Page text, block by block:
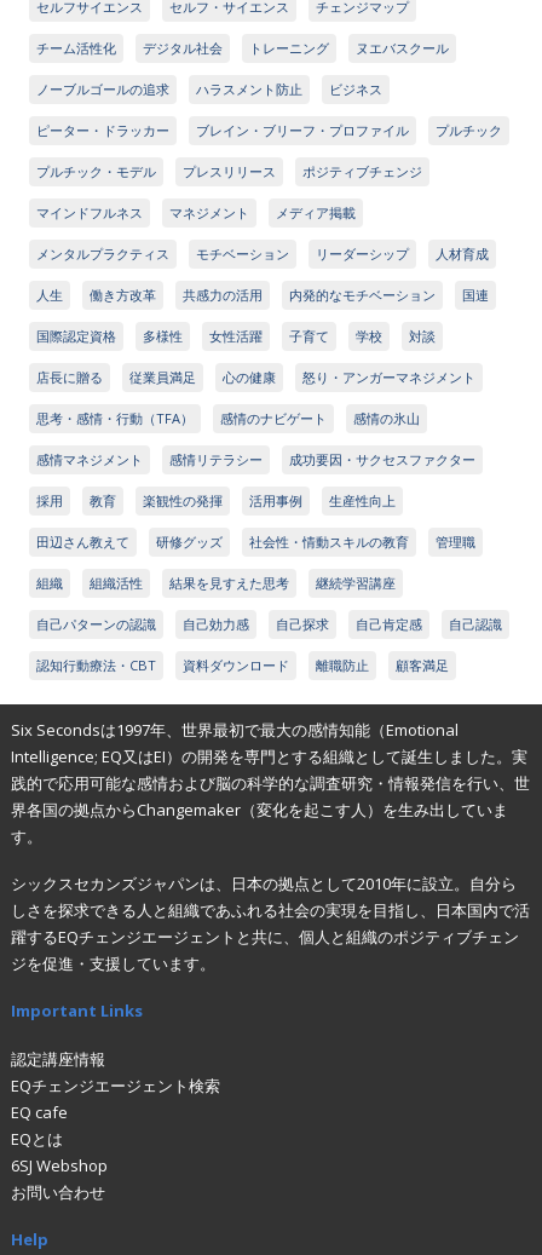
セルフサイエンス セルフ・サイエンス チェンジマップ
チーム活性化 デジタル社会 トレーニング ヌエバスクール
ノーブルゴールの追求 ハラスメント防止 ビジネス
ピーター・ドラッカー ブレイン・ブリーフ・プロファイル プルチック
プルチック・モデル プレスリリース ポジティブチェンジ
マインドフルネス マネジメント メディア掲載
メンタルプラクティス モチベーション リーダーシップ 人材育成
人生 働き方改革 共感力の活用 内発的なモチベーション 国連
国際認定資格 多様性 女性活躍 子育て 学校 対談
店長に贈る 従業員満足 心の健康 怒り・アンガーマネジメント
思考・感情・行動（TFA） 感情のナビゲート 感情の氷山
感情マネジメント 感情リテラシー 成功要因・サクセスファクター
採用 教育 楽観性の発揮 活用事例 生産性向上
田辺さん教えて 研修グッズ 社会性・情動スキルの教育 管理職
組織 組織活性 結果を見すえた思考 継続学習講座
自己パターンの認識 自己効力感 自己探求 自己肯定感 自己認識
認知行動療法・CBT 資料ダウンロード 離職防止 顧客満足
Six Secondsは1997年、世界最初で最大の感情知能（Emotional
Intelligence; EQ又はEI）の開発を専門とする組織として誕生しました。実
践的で応用可能な感情および脳の科学的な調査研究・情報発信を行い、世
界各国の拠点からChangemaker（変化を起こす人）を生み出していま
す。
シックスセカンズジャパンは、日本の拠点として2010年に設立。自分ら
しさを探求できる人と組織であふれる社会の実現を目指し、日本国内で活
躍するEQチェンジエージェントと共に、個人と組織のポジティブチェン
ジを促進・支援しています。
Important Links
認定講座情報
EQチェンジエージェント検索
EQ cafe
EQとは
6SJ Webshop
お問い合わせ
Help